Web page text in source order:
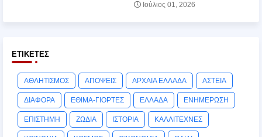
Ιούλιος 01, 2026
ΕΤΙΚΈΤΕΣ
ΑΘΛΗΤΙΣΜΟΣ ΑΠΟΨΕΙΣ ΑΡΧΑΙΑ ΕΛΛΑΔΑ ΑΣΤΕΙΑ
ΔΙΑΦΟΡΑ ΕΘΙΜΑ-ΓΙΟΡΤΕΣ ΕΛΛΑΔΑ ΕΝΗΜΕΡΩΣΗ
ΕΠΙΣΤΗΜΗ ΖΩΔΙΑ ΙΣΤΟΡΙΑ ΚΑΛΛΙΤΕΧΝΕΣ